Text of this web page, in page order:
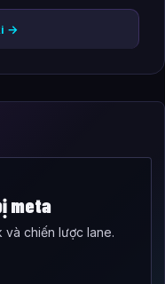
→
meta
và chiến lược lane.